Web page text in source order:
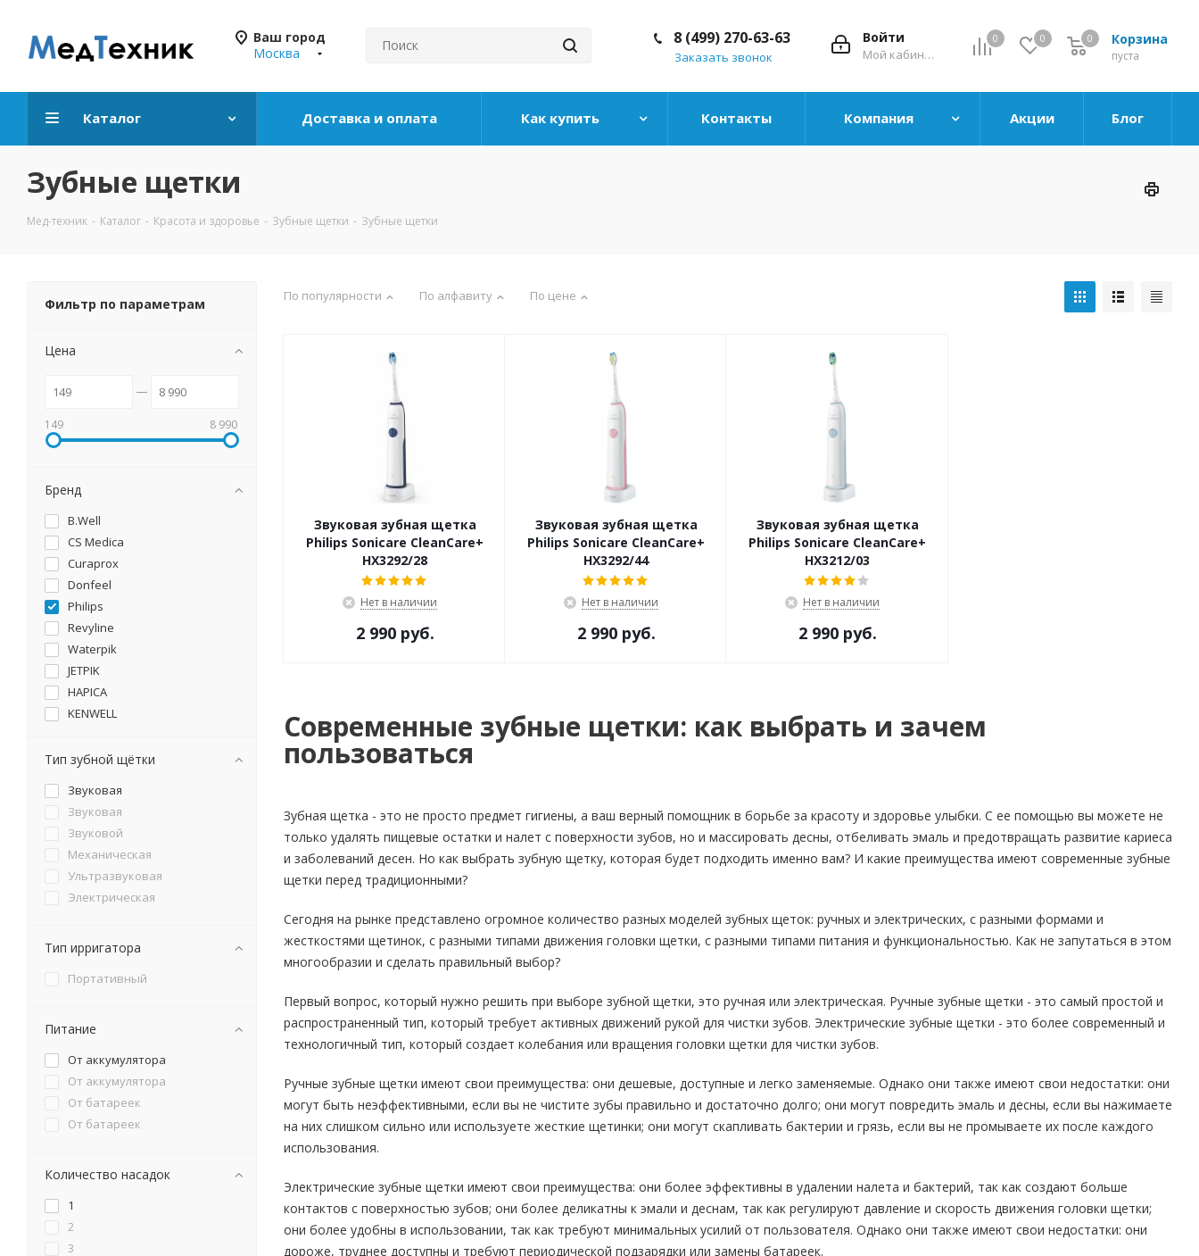
Ваш город
Москва
0 0 Корзина
0
пуста
0
Войти
Мой кабинет
8 (499) 270-63-63
Заказать звонок
Каталог Доставка и оплата Как купить Контакты Компания Акции Блог
Зубные щетки
Мед-техник - Каталог - Красота и здоровье - Зубные щетки - Зубные щетки
По популярности По алфавиту По цене
Звуковая зубная щетка
Philips Sonicare CleanCare+
HX3292/28
Нет в наличии
2 990 руб.
Звуковая зубная щетка
Philips Sonicare CleanCare+
HX3292/44
Нет в наличии
2 990 руб.
Звуковая зубная щетка
Philips Sonicare CleanCare+
HX3212/03
Нет в наличии
2 990 руб.
Современные зубные щетки: как выбрать и зачем
пользоваться
Зубная щетка - это не просто предмет гигиены, а ваш верный помощник в борьбе за красоту и здоровье улыбки. С ее помощью вы можете не
только удалять пищевые остатки и налет с поверхности зубов, но и массировать десны, отбеливать эмаль и предотвращать развитие кариеса
и заболеваний десен. Но как выбрать зубную щетку, которая будет подходить именно вам? И какие преимущества имеют современные зубные
щетки перед традиционными?
Сегодня на рынке представлено огромное количество разных моделей зубных щеток: ручных и электрических, с разными формами и
жесткостями щетинок, с разными типами движения головки щетки, с разными типами питания и функциональностью. Как не запутаться в этом
многообразии и сделать правильный выбор?
Первый вопрос, который нужно решить при выборе зубной щетки, это ручная или электрическая. Ручные зубные щетки - это самый простой и
распространенный тип, который требует активных движений рукой для чистки зубов. Электрические зубные щетки - это более современный и
технологичный тип, который создает колебания или вращения головки щетки для чистки зубов.
Ручные зубные щетки имеют свои преимущества: они дешевые, доступные и легко заменяемые. Однако они также имеют свои недостатки: они
могут быть неэффективными, если вы не чистите зубы правильно и достаточно долго; они могут повредить эмаль и десны, если вы нажимаете
на них слишком сильно или используете жесткие щетинки; они могут скапливать бактерии и грязь, если вы не промываете их после каждого
использования.
Электрические зубные щетки имеют свои преимущества: они более эффективны в удалении налета и бактерий, так как создают больше
контактов с поверхностью зубов; они более деликатны к эмали и деснам, так как регулируют давление и скорость движения головки щетки;
они более удобны в использовании, так как требуют минимальных усилий от пользователя. Однако они также имеют свои недостатки: они
дороже, труднее доступны и требуют периодической подзарядки или замены батареек.
Фильтр по параметрам
Цена
149 8 990
Бренд
B.Well
CS Medica
Curaprox
Donfeel
Philips
Revyline
Waterpik
JETPIK
HAPICA
KENWELL
Тип зубной щётки
Звуковая
Звуковая
Звуковой
Механическая
Ультразвуковая
Электрическая
Тип ирригатора
Портативный
Питание
От аккумулятора
От аккумулятора
От батареек
От батареек
Количество насадок
1
2
3